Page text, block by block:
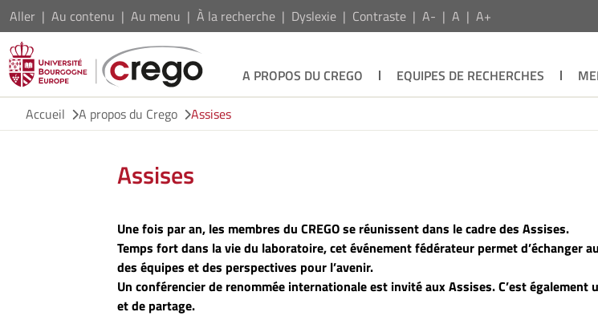
Aller Au contenu Au menu À la recherche Dyslexie Contraste A- A A+
A PROPOS DU CREGO EQUIPES DE RECHERCHES
Accueil
A propos du Crego Assises
Assises
Une fois par an, les membres du CREGO se réunissent dans le cadre des Assises.
Temps fort dans la vie du laboratoire, cet événement fédérateur permet d’échanger
des équipes et des perspectives pour l’avenir.
Un conférencier de renommée internationale est invité aux Assises. C’est également
et de partage.